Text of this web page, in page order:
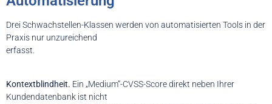
Drei Schwachstellen-Klassen werden von automatisierten Tools in der
Praxis nur unzureichend
erfasst.
Kontextblindheit. Ein „Medium“-CVSS-Score direkt neben Ihrer
Kundendatenbank ist nicht